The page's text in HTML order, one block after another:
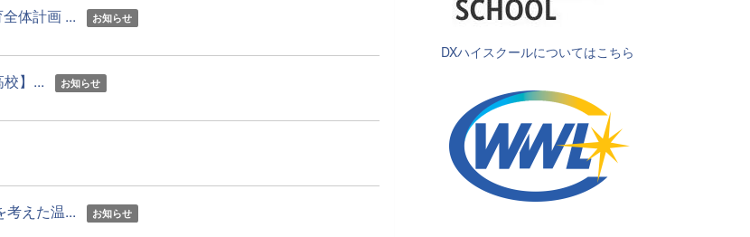
体計画 ... お知らせ
】... お知らせ
えた温... お知らせ
DXハイスクールについてはこちら